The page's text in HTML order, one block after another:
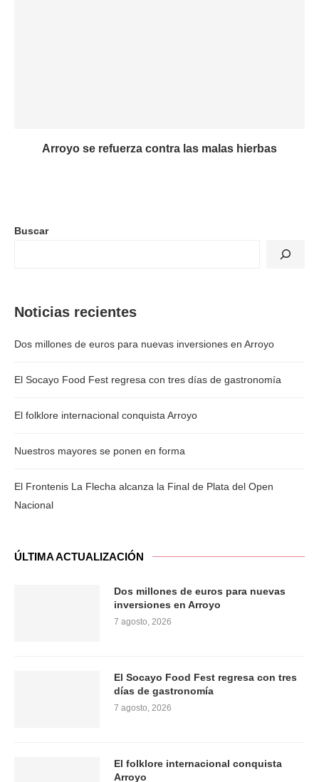
Arroyo se refuerza contra las malas hierbas
Buscar
Noticias recientes
Dos millones de euros para nuevas inversiones en Arroyo
El Socayo Food Fest regresa con tres días de gastronomía
El folklore internacional conquista Arroyo
Nuestros mayores se ponen en forma
El Frontenis La Flecha alcanza la Final de Plata del Open
Nacional
ÚLTIMA ACTUALIZACIÓN
Dos millones de euros para nuevas
inversiones en Arroyo
7 agosto, 2026
El Socayo Food Fest regresa con tres
días de gastronomía
7 agosto, 2026
El folklore internacional conquista
Arroyo